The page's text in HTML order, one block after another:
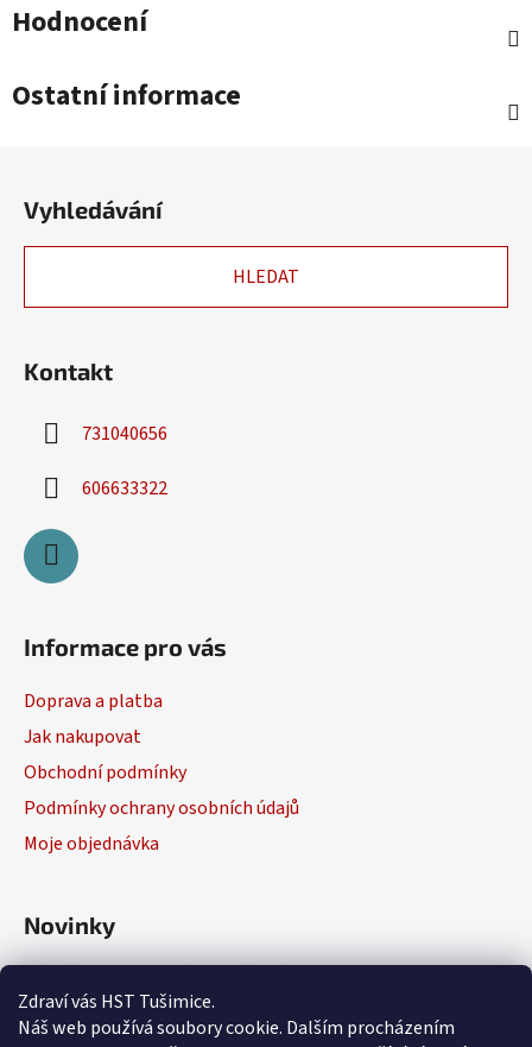
Zdraví vás HST Tušimice.
Náš web používá soubory cookie. Dalším procházením
Hodnocení
Ostatní informace
Vyhledávání
HLEDAT
Kontakt
731040656
606633322
Informace pro vás
Doprava a platba
Jak nakupovat
Obchodní podmínky
Podmínky ochrany osobních údajů
Moje objednávka
Novinky
Výběr elektrického nářadí
29.1.2026